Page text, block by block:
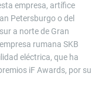
empresa, artífice
Petersburgo o del
a norte de Gran
rumana SKB
eléctrica, que ha
iF Awards, por su